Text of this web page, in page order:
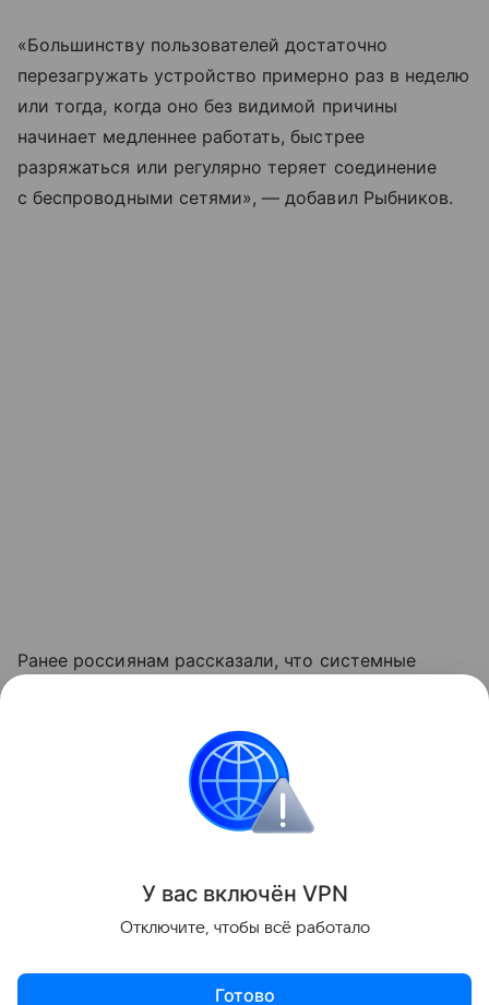
«Большинству пользователей достаточно
перезагружать устройство примерно раз в неделю
или тогда, когда оно без видимой причины
начинает медленнее работать, быстрее
разряжаться или регулярно теряет соединение
с беспроводными сетями», — добавил Рыбников.
Ранее россиянам рассказали, что системные
Поделиться
У вас включён VPN
Отключите, чтобы всё работало
Готово